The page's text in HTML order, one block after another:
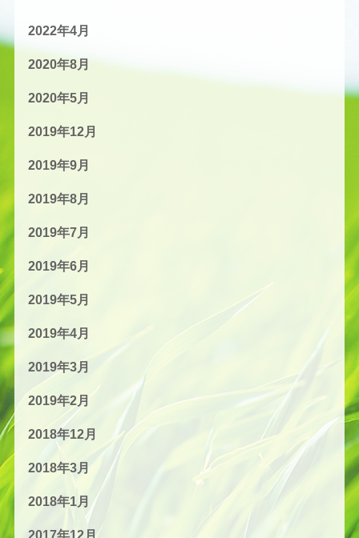
2022年4月
2020年8月
2020年5月
2019年12月
2019年9月
2019年8月
2019年7月
2019年6月
2019年5月
2019年4月
2019年3月
2019年2月
2018年12月
2018年3月
2018年1月